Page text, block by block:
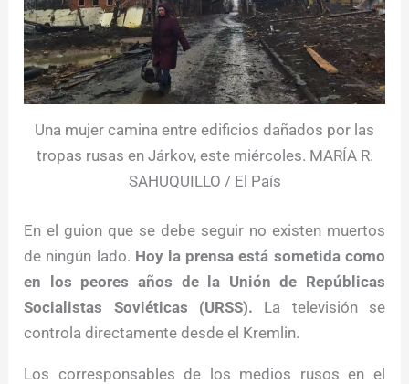
Una mujer camina entre edificios dañados por las
tropas rusas en Járkov, este miércoles. MARÍA R.
SAHUQUILLO / El País
En el guion que se debe seguir no existen muertos
de ningún lado. Hoy la prensa está sometida como
en los peores años de la Unión de Repúblicas
Socialistas Soviéticas (URSS). La televisión se
controla directamente desde el Kremlin.
Los corresponsables de los medios rusos en el